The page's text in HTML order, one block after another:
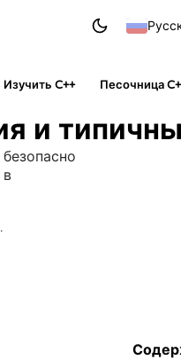
Изучить C++ Песочница
и
в